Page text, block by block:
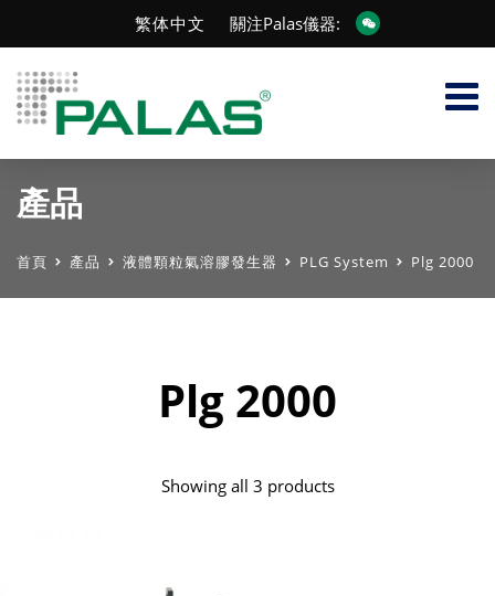
繁体中文 關注Palas儀器:
產品
首頁 產品 液體顆粒氣溶膠發生器 PLG System Plg 2000
Plg 2000
Showing all 3 products